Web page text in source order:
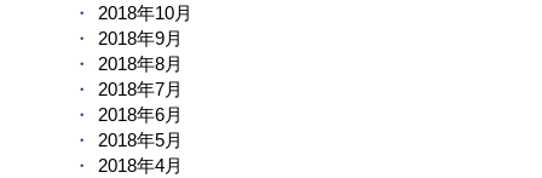
2018年10月
2018年9月
2018年8月
2018年7月
2018年6月
2018年5月
2018年4月